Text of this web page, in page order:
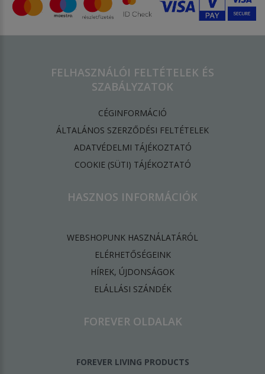
FELHASZNÁLÓI FELTÉTELEK ÉS
SZABÁLYZATOK
CÉGINFORMÁCIÓ
ÁLTALÁNOS SZERZŐDÉSI FELTÉTELEK
ADATVÉDELMI TÁJÉKOZTATÓ
​COOKIE (SÜTI) TÁJÉKOZTATÓ
HASZNOS INFORMÁCIÓK
WEBSHOPUNK HASZNÁLATÁRÓL
ELÉRHETŐSÉGEINK
HÍREK, ÚJDONSÁGOK
ELÁLLÁSI SZÁNDÉK
FOREVER OLDALAK
FOREVER LIVING PRODUCTS